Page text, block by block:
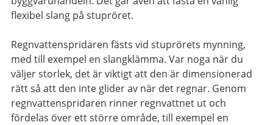
flexibel slang på stupröret.
Regnvattenspridaren fästs vid stuprörets mynning,
med till exempel en slangklämma. Var noga när du
väljer storlek, det är viktigt att den är dimensionerad
rätt så att den inte glider av när det regnar. Genom
regnvattenspridaren rinner regnvattnet ut och
fördelas över ett större område, till exempel en